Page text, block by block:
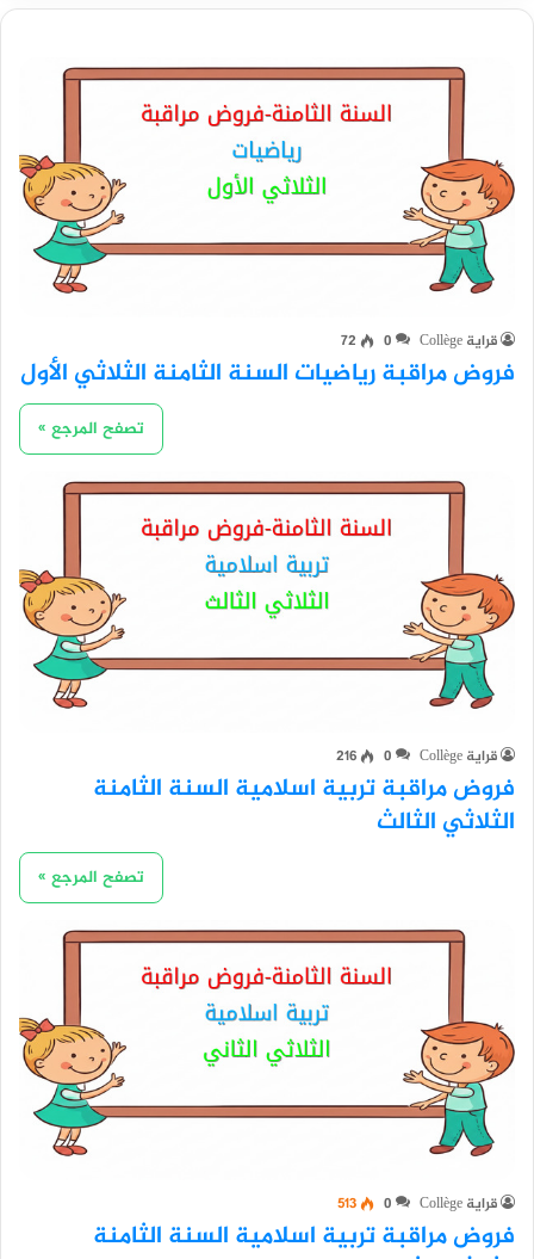
قراية Collège 0
72
فروض مراقبة رياضيات السنة الثامنة الثلاثي الأول
تصفح المرجع »
قراية Collège 0
216
فروض مراقبة تربية اسلامية السنة الثامنة
الثلاثي الثالث
تصفح المرجع »
قراية Collège 0
513
فروض مراقبة تربية اسلامية السنة الثامنة